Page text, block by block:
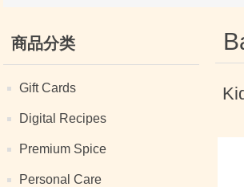
商品分类
Gift Cards
Digital Recipes
Premium Spice
Personal Care